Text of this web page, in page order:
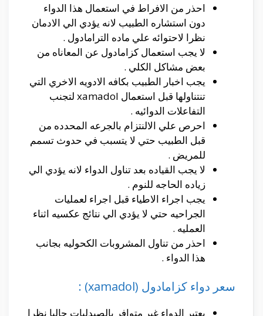
احذر من الافراط في استعمال هذا الدواء
دون استشاره الطبيب لانه يؤدي الي الادمان
نظرا لاحتوائه علي ماده الترامادول .
لا يجب استعمال كزامادول عن المعاناه من
بعض مشاكل الكلي .
يجب اخبار الطبيب بكافه الادويه الاخري التي
تنتناولها قبل استعمال xamadol لتجنب
التفاعلات الدوائيه .
احرص علي الالنتزام بالجرعه المحدده من
قبل الطبيب حتي لا يتسبب في حدوث تسمم
للمريض .
لا يجب القياده بعد تناول الدواء لانه يؤدي الي
زياده الحاجه للنوم .
يجب اجراء الاطياء قبل اجراء لعمليات
الجراحيه حتي لا يؤدي الي نتائج عكسيه اثناء
العمليه .
احذر من تناول المشروبات الكحوليه بجانب
هذا الدواء .
سعر دواء كزامادول (xamadol) :
يعتبر الدواء غير متوافر بالصيدليات حاليا نظرا